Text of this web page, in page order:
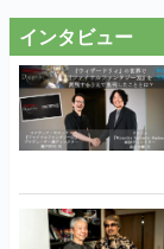
インタビュー